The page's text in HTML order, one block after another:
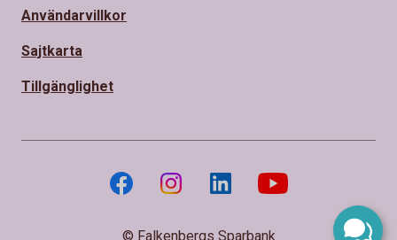
Användarvillkor
Sajtkarta
Tillgänglighet
© Falkenbergs Sparbank